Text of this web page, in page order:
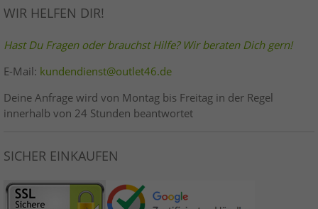
WIR HELFEN DIR!
Hast Du Fragen oder brauchst Hilfe? Wir beraten Dich gern!
E-Mail: kundendienst@outlet46.de
Deine Anfrage wird von Montag bis Freitag in der Regel
innerhalb von 24 Stunden beantwortet
SICHER EINKAUFEN